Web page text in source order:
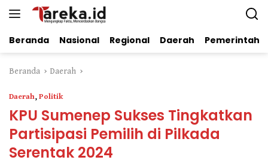
Beranda Nasional Regional Daerah
Beranda Daerah
Daerah, Politik
KPU Sumenep Sukses Tingkatkan
Partisipasi Pemilih di Pilkada
Serentak 2024